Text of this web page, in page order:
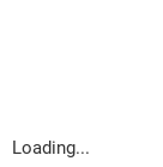
Loading...